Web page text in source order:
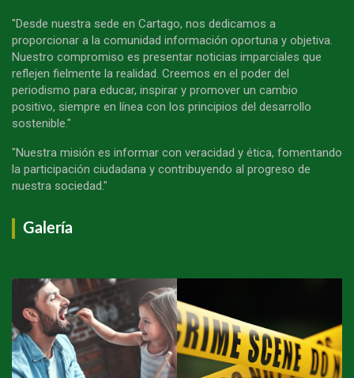
"Desde nuestra sede en Cartago, nos dedicamos a
proporcionar a la comunidad información oportuna y objetiva.
Nuestro compromiso es presentar noticias imparciales que
reflejen fielmente la realidad. Creemos en el poder del
periodismo para educar, inspirar y promover un cambio
positivo, siempre en línea con los principios del desarrollo
sostenible."
"Nuestra misión es informar con veracidad y ética, fomentando
la participación ciudadana y contribuyendo al progreso de
nuestra sociedad."
Galería